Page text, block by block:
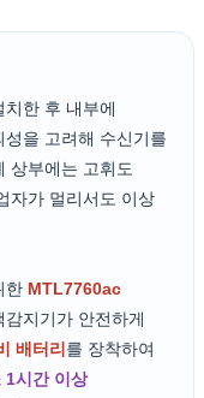
치한 후 내부에
을 고려해 수신기를
상부에는 고휘도
자가 멀리서도 이상
한 MTL7760ac
지기가 안전하게
배터리 를 장착하여
1시간 이상